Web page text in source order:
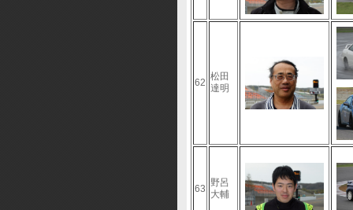
62
松田
達明
63
野呂
大輔